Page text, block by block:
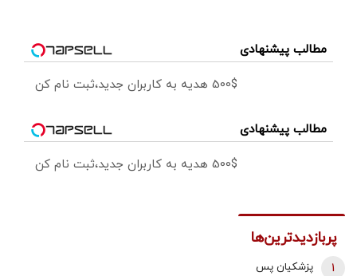
مطالب پیشنهادی
500$ هدیه به کاربران جدید،ثبت نام کن
مطالب پیشنهادی
500$ هدیه به کاربران جدید،ثبت نام کن
پربازدیدترین‌ها
پزشکیان پس
1